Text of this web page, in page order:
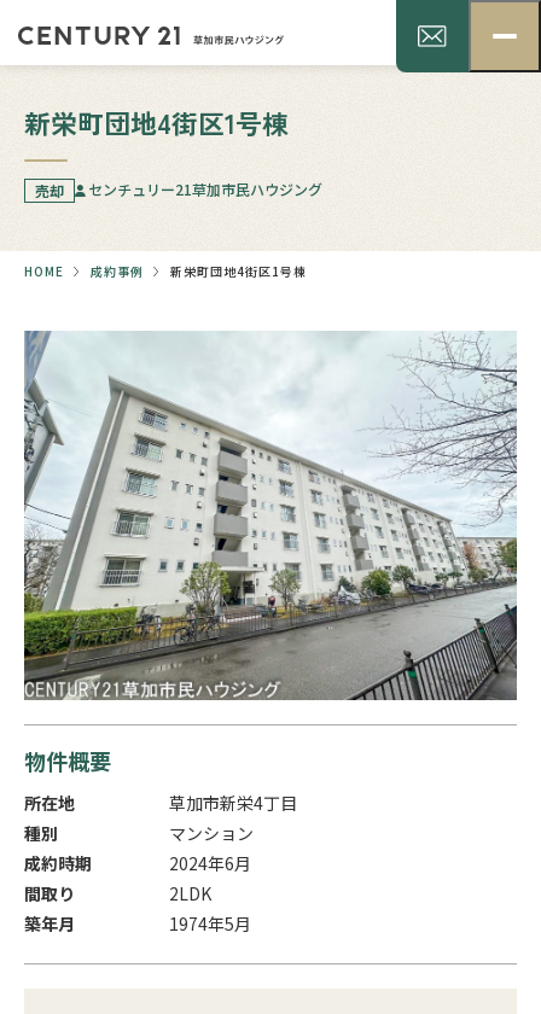
新栄町団地4街区1号棟
売却 センチュリー21草加市民ハウジング
HOME 成約事例 新栄町団地4街区1号棟
物件概要
所在地
草加市新栄4丁目
種別
マンション
成約時期
2024年6月
間取り
2LDK
築年月
1974年5月